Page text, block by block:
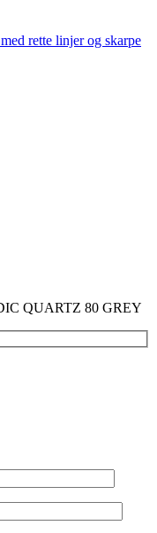
rette linjer og skarpe
QUARTZ 80 GREY